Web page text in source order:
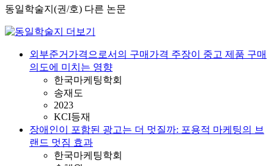
동일학술지(권/호) 다른 논문
외부준거가격으로서의 구매가격 주장이 중고 제품 구매
의도에 미치는 영향
한국마케팅학회
송재도
2023
KCI등재
장애인이 포함된 광고는 더 멋질까: 포용적 마케팅의 브
랜드 멋짐 효과
한국마케팅학회